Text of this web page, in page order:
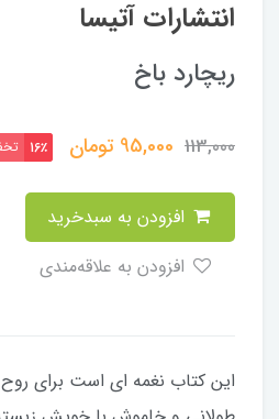
انتشارات آتیسا
ریچارد باخ
113,000
95,000 تومان 16٪
این کتاب نغمه ای است برای